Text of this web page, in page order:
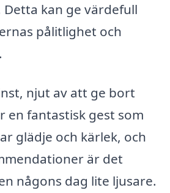
kan ge värdefull
pålitlighet och
njut av att ge bort
en fantastisk gest som
glädje och kärlek, och
är det
någons dag lite ljusare.